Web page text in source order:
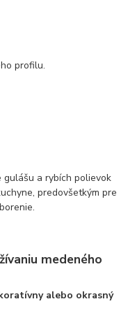
profilu.
a rybích polievok
predovšetkým pre
medeného
alebo okrasný